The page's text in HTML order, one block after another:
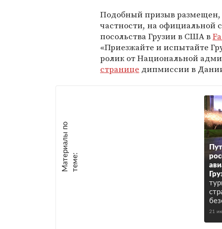
Подобный призыв размещен,
частности, на официальной
посольства Грузии в США в
«Приезжайте и испытайте
ролик от Национальной
странице дипмиссии в
М
а
т е
р
и
а
л
ы
п
о
т
е
м
е :
21